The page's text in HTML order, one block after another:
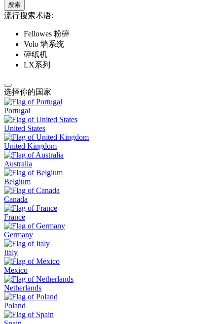
搜索
流行搜索术语:
Fellowes 粉碎
Volo 墙系统
碎纸机
LX系列
选择你的国家
Portugal
United States
United Kingdom
Australia
Belgium
Canada
France
Germany
Italy
Mexico
Netherlands
Poland